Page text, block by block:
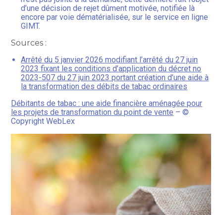
d’une décision de rejet dûment motivée, notifiée là
encore par voie dématérialisée, sur le service en ligne
GIMT.
Sources :
Arrêté du 5 janvier 2026 modifiant l’arrêté du 27 juin
2023 fixant les conditions d’application du décret no
2023-507 du 27 juin 2023 portant création d’une aide à
la transformation des débits de tabac ordinaires
Débitants de tabac : une aide financière aménagée pour
les projets de transformation du point de vente – ©
Copyright WebLex